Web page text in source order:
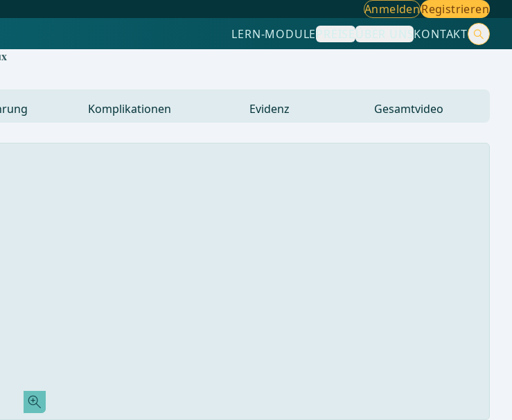
AnmeldenRegistrieren
LERN-MODULEPREISEÜBER UNSKONTAKT
Komplikationen Evidenz Gesamtvideo